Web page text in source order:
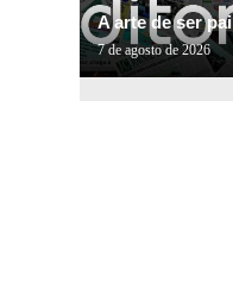
A arte de ser pai
7 de agosto de 2026